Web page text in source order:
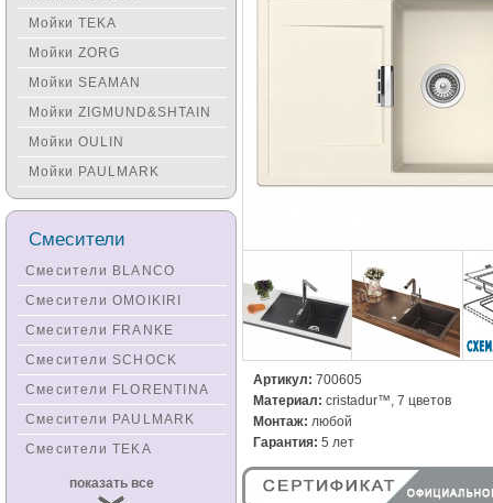
Артикул: 700605
Материал: cristadur™, 7 цветов
Монтаж: любой
Гарантия: 5 лет
Мойки TEKA
Мойки ZORG
Мойки SEAMAN
Мойки ZIGMUND&SHTAIN
Мойки OULIN
Мойки PAULMARK
Смесители
Смесители BLANCO
Смесители OMOIKIRI
Смесители FRANKE
Смесители SCHOCK
Смесители FLORENTINA
Смесители PAULMARK
Смесители TEKA
Смесители
KUCHENSTERN
показать все